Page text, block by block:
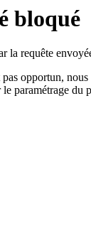
bloqué
requête
opportun,
paramétrage du